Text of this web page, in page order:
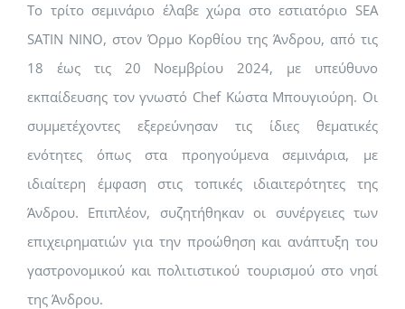
Το τρίτο σεμινάριο έλαβε χώρα στο εστιατόριο SEA
SATIN NINO, στον Όρμο Κορθίου της Άνδρου, από τις
18 έως τις 20 Νοεμβρίου 2024, με υπεύθυνο
εκπαίδευσης τον γνωστό Chef Κώστα Μπουγιούρη. Οι
συμμετέχοντες εξερεύνησαν τις ίδιες θεματικές
ενότητες όπως στα προηγούμενα σεμινάρια, με
ιδιαίτερη έμφαση στις τοπικές ιδιαιτερότητες της
Άνδρου. Επιπλέον, συζητήθηκαν οι συνέργειες των
επιχειρηματιών για την προώθηση και ανάπτυξη του
γαστρονομικού και πολιτιστικού τουρισμού στο νησί
της Άνδρου.